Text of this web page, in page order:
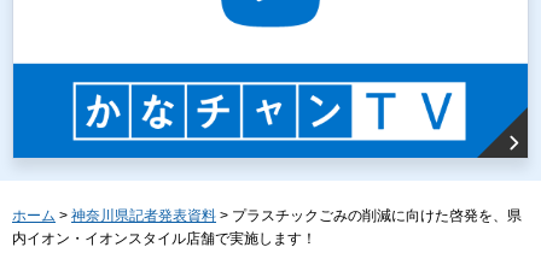
ホーム > 神奈川県記者発表資料 > プラスチックごみの削減に向けた啓発を、県
内イオン・イオンスタイル店舗で実施します！